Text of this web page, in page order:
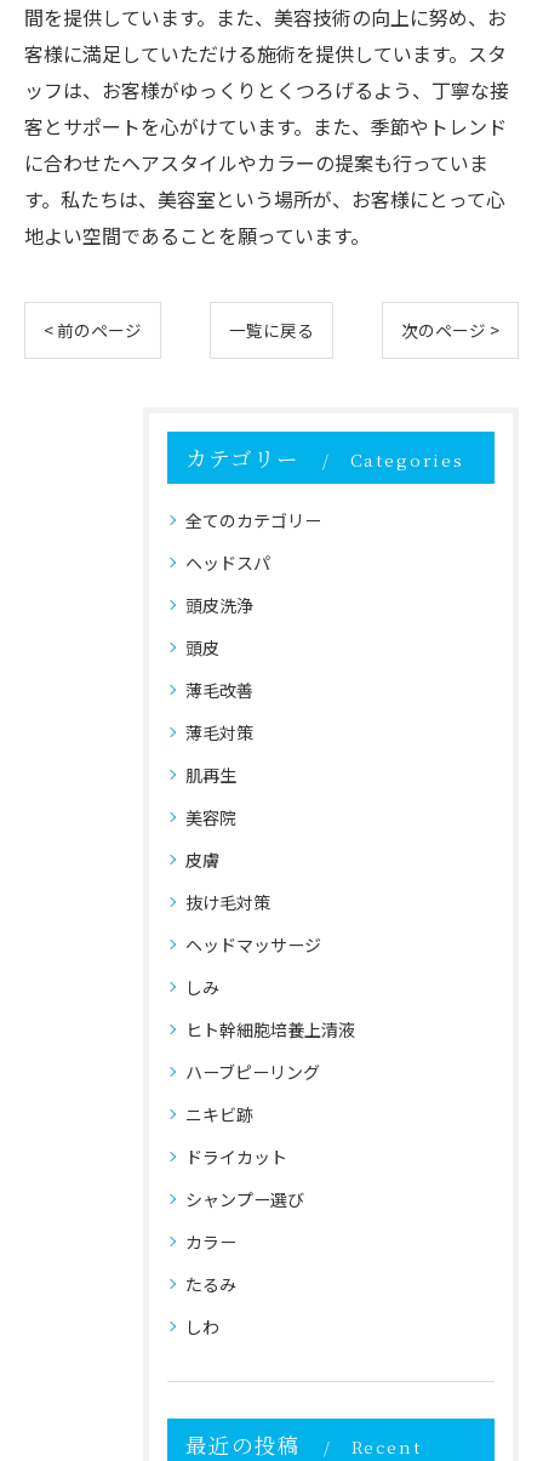
間を提供しています。また、美容技術の向上に努め、お
客様に満足していただける施術を提供しています。スタ
ッフは、お客様がゆっくりとくつろげるよう、丁寧な接
客とサポートを心がけています。また、季節やトレンド
に合わせたヘアスタイルやカラーの提案も行っていま
す。私たちは、美容室という場所が、お客様にとって心
地よい空間であることを願っています。
< 前のページ 一覧に戻る 次のページ >
カテゴリー Categories
全てのカテゴリー
ヘッドスパ
頭皮洗浄
頭皮
薄毛改善
薄毛対策
肌再生
美容院
皮膚
抜け毛対策
ヘッドマッサージ
しみ
ヒト幹細胞培養上清液
ハーブピーリング
ニキビ跡
ドライカット
シャンプー選び
カラー
たるみ
しわ
最近の投稿
Recent